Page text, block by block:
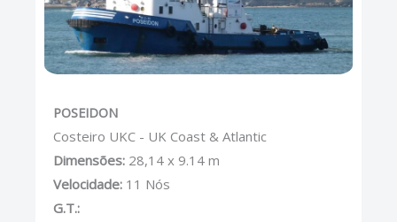
POSEIDON
Costeiro UKC - UK Coast & Atlantic
Dimensões: 28,14 x 9.14 m
Velocidade: 11 Nós
G.T.: